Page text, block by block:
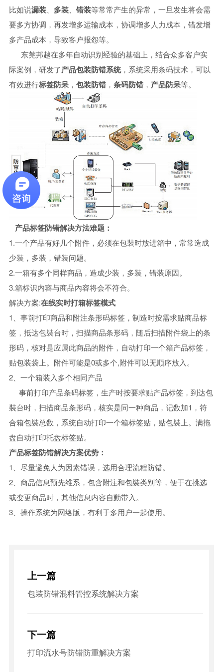
比如说漏装、 多装、 错装等常常产生的异常，一旦发生将会需
要多方协调，再发增多运输成本，协调增多人力成本，错发增
多产品成本，导致客户报怨等。
东莞邦越在多年自动识别经验的基础上，结合众多客户实
际案例，研发了产品包装防错系统，系统采用条码技术，可以
有效进行标签防呆， 包装防错， 条码防错， 产品防呆等。
产品标签防错解决方法难题：
1.一个产品有好几个附件，必须在包裝时放进箱中，常常造成
少装，多装，错装问题。
2.一箱有多个同样商品，造成少装，多装，错装原因。
3.箱标识内容与商品內容将会不符合。
解决方案:在线实时打箱标签模式
1、事前打印商品和附注条形码标签，制造时按需求贴商品标
签，抵达包裝台时，扫描商品条形码，随后扫描附件袋上的条
形码，核对是应属此商品的附件，自动打印一个箱产品标签，
贴包装袋上。附件可能是0或多个,附件可以无顺序放入。
2、一个箱装入多个相同产品
事前打印产品条码标签，生产时按要求贴产品标签，到达包
裝台时，扫描商品条形码，核实是同一种商品，记数加1，符
合箱包裝总数，系统自动打印一个箱标签贴，贴包裝上。满拖
盘自动打印托盘标签贴。
产品标签防错解决方案优势：
1、尽量避免人为因素错误，选用合理流程防错。
2、商品信息预先维系，包含附注和包裝类别等，便于在挑选
或变更商品时，其他信息内容自動带入。
3、操作系统为网络版，有利于多用户一起使用。
上一篇
包装防错混料管控系统解决方案
下一篇
打印流水号防错防重解决方案